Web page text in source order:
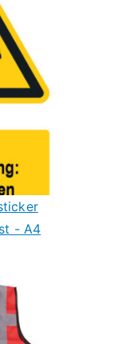
- A4